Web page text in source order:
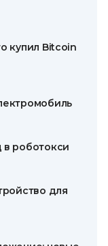
купил Bitcoin
в роботокси
для